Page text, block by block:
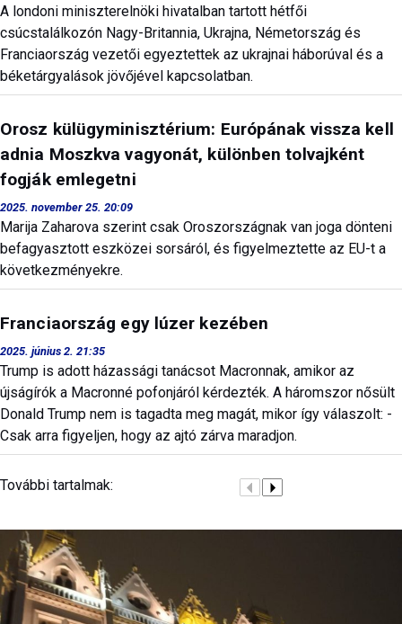
A londoni miniszterelnöki hivatalban tartott hétfői
csúcstalálkozón Nagy-Britannia, Ukrajna, Németország és
Franciaország vezetői egyeztettek az ukrajnai háborúval és a
béketárgyalások jövőjével kapcsolatban.
Orosz külügyminisztérium: Európának vissza kell
adnia Moszkva vagyonát, különben tolvajként
fogják emlegetni
2025. november 25. 20:09
Marija Zaharova szerint csak Oroszországnak van joga dönteni
befagyasztott eszközei sorsáról, és figyelmeztette az EU-t a
következményekre.
Franciaország egy lúzer kezében
2025. június 2. 21:35
Trump is adott házassági tanácsot Macronnak, amikor az
újságírók a Macronné pofonjáról kérdezték. A háromszor nősült
Donald Trump nem is tagadta meg magát, mikor így válaszolt: -
Csak arra figyeljen, hogy az ajtó zárva maradjon.
További tartalmak: